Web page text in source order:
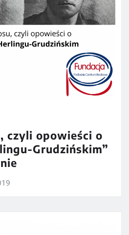
czyli opowieści o
Grudzińskim”